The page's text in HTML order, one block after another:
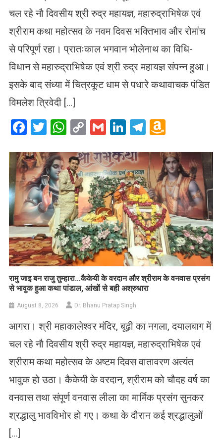
चल रहे नौ दिवसीय श्री रुद्र महायज्ञ, महारुद्राभिषेक एवं
श्रीराम कथा महोत्सव के नवम दिवस भक्तिभाव और रोमांच
से परिपूर्ण रहा। प्रातःकाल भगवान भोलेनाथ का विधि-
विधान से महारुद्राभिषेक एवं श्री रुद्र महायज्ञ संपन्न हुआ।
इसके बाद संध्या में चित्रकूट धाम से पधारे कथावाचक पंडित
विमलेश त्रिवेदी […]
Facebook
Twitter
WhatsApp
CopyGmailLinkedIn
Telegram
List
रामु जाइ बन राजु तुम्हारा…कैकेयी के वरदान और श्रीराम के वनवास प्रसंग
से भावुक हुआ कथा पांडाल, आंखों से बही अश्रुधारा
August 8, 2026 Dr. Bhanu Pratap Singh
आगरा। श्री महाकालेश्वर मंदिर, बूढ़ी का नगला, दयालबाग में
चल रहे नौ दिवसीय श्री रुद्र महायज्ञ, महारुद्राभिषेक एवं
श्रीराम कथा महोत्सव के अष्टम दिवस वातावरण अत्यंत
भावुक हो उठा। कैकेयी के वरदान, श्रीराम को चौदह वर्ष का
वनवास तथा संपूर्ण वनवास लीला का मार्मिक प्रसंग सुनकर
श्रद्धालु भावविभोर हो गए। कथा के दौरान कई श्रद्धालुओं
[…]